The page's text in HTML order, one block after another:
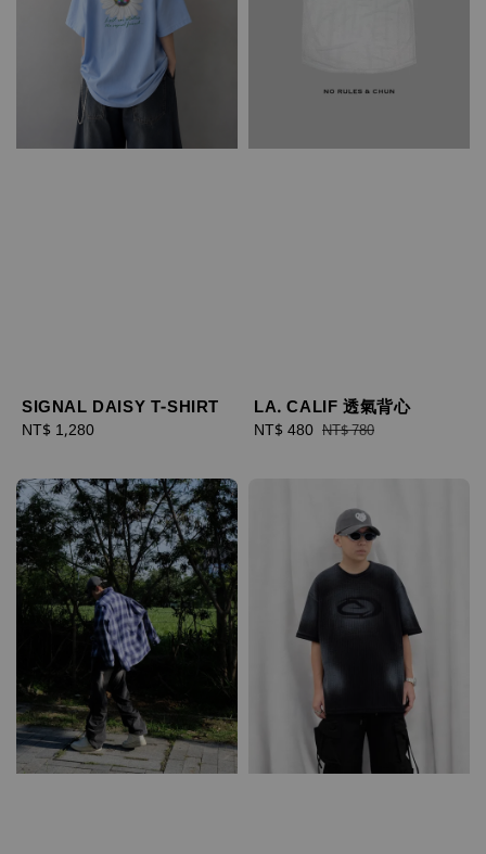
SIGNAL DAISY T-SHIRT
Regular
NT$ 1,280
LA. CALIF 透氣背心
Sale
NT$ 480 Regular
NT$ 780